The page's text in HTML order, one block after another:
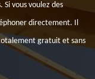
vous voulez des
directement. Il
gratuit et sans